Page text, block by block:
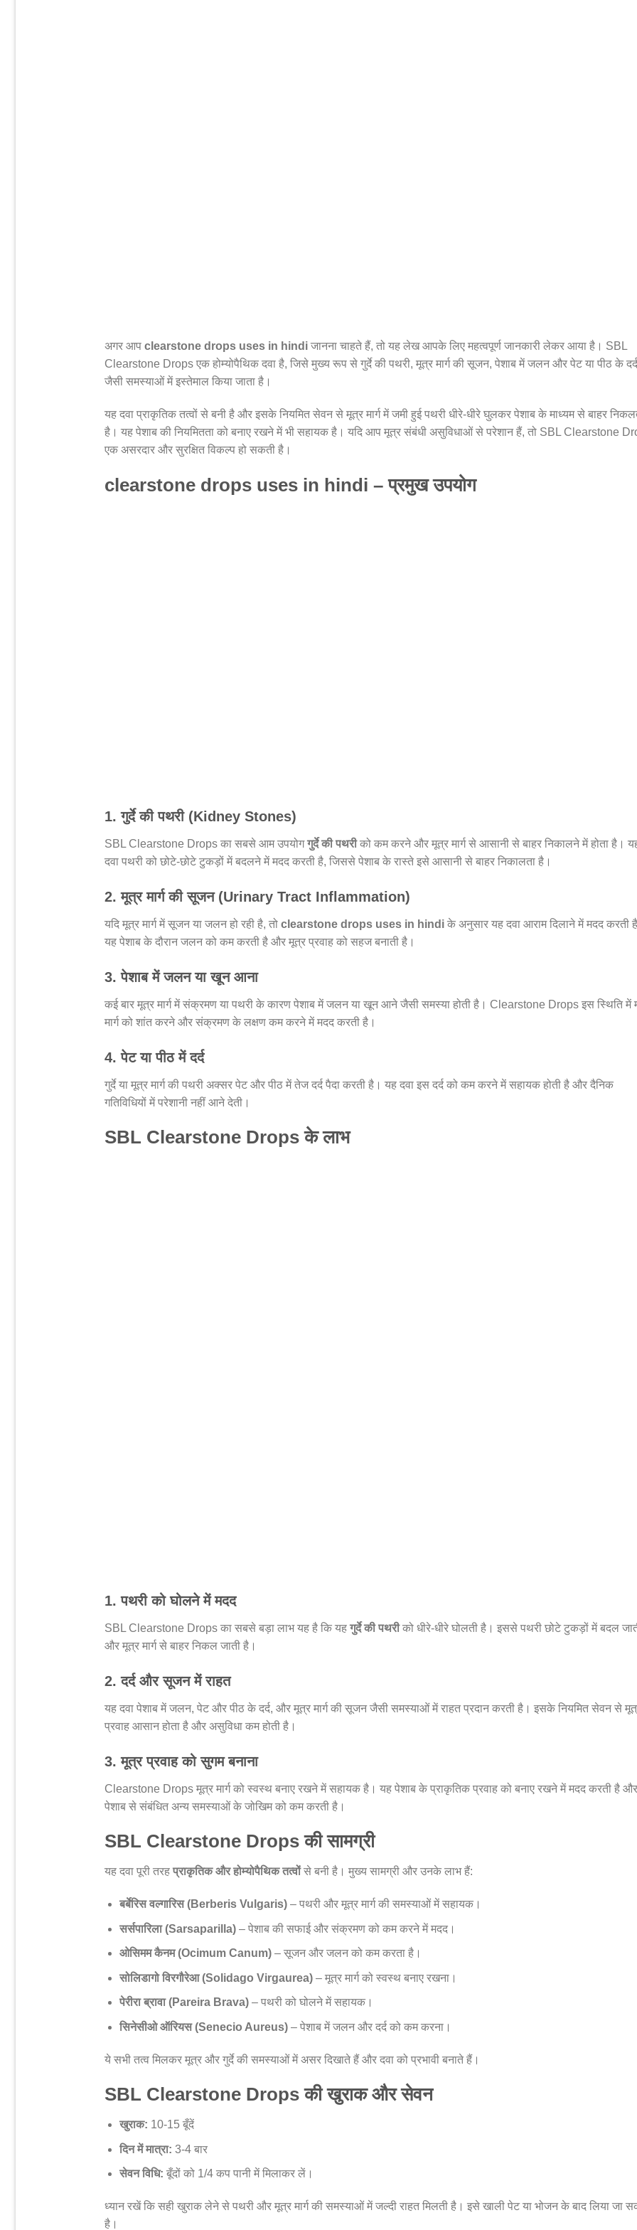
अगर आप clearstone drops uses in hindi जानना चाहते हैं, तो यह लेख आपके लिए महत्वपूर्ण जानकारी लेकर आया है। SBL
Clearstone Drops एक होम्योपैथिक दवा है, जिसे मुख्य रूप से गुर्दे की पथरी, मूत्र मार्ग की सूजन, पेशाब में जलन और पेट या पीठ के दर्द
जैसी समस्याओं में इस्तेमाल किया जाता है।
यह दवा प्राकृतिक तत्वों से बनी है और इसके नियमित सेवन से मूत्र मार्ग में जमी हुई पथरी धीरे-धीरे घुलकर पेशाब के माध्यम से बाहर
है। यह पेशाब की नियमितता को बनाए रखने में भी सहायक है। यदि आप मूत्र संबंधी असुविधाओं से परेशान हैं, तो SBL Clearstone
एक असरदार और सुरक्षित विकल्प हो सकती है।
clearstone drops uses in hindi – प्रमुख उपयोग
1. गुर्दे की पथरी (Kidney Stones)
SBL Clearstone Drops का सबसे आम उपयोगगुर्दे की पथरीको कम करने और मूत्र मार्ग से आसानी से बाहर निकालने में होता है।
दवा पथरी को छोटे-छोटे टुकड़ों में बदलने में मदद करती है, जिससे पेशाब के रास्ते इसे आसानी से बाहर निकालता है।
2. मूत्र मार्ग की सूजन (Urinary Tract Inflammation)
यदि मूत्र मार्ग में सूजन या जलन हो रही है, तो clearstone drops uses in hindi के अनुसार यह दवा आराम दिलाने में मदद करती
यह पेशाब के दौरान जलन को कम करती है और मूत्र प्रवाह को सहज बनाती है।
3. पेशाब में जलन या खून आना
कई बार मूत्र मार्ग में संक्रमण या पथरी के कारण पेशाब में जलन या खून आने जैसी समस्या होती है। Clearstone Drops इस स्थिति में
मार्ग को शांत करने और संक्रमण के लक्षण कम करने में मदद करती है।
4. पेट या पीठ में दर्द
गुर्दे या मूत्र मार्ग की पथरी अक्सर पेट और पीठ में तेज दर्द पैदा करती है। यह दवा इस दर्द को कम करने में सहायक होती है और दैनिक
गतिविधियों में परेशानी नहीं आने देती।
SBL Clearstone Drops के लाभ
1. पथरी को घोलने में मदद
SBL Clearstone Drops का सबसे बड़ा लाभ यह है कि यह गुर्दे की पथरीको धीरे-धीरे घोलती है। इससे पथरी छोटे टुकड़ों में बदल
और मूत्र मार्ग से बाहर निकल जाती है।
2. दर्द और सूजन में राहत
यह दवा पेशाब में जलन, पेट और पीठ के दर्द, और मूत्र मार्ग की सूजन जैसी समस्याओं में राहत प्रदान करती है। इसके नियमित सेवन से
प्रवाह आसान होता है और असुविधा कम होती है।
3. मूत्र प्रवाह को सुगम बनाना
Clearstone Drops मूत्र मार्ग को स्वस्थ बनाए रखने में सहायक है। यह पेशाब के प्राकृतिक प्रवाह को बनाए रखने में मदद करती है और
पेशाब से संबंधित अन्य समस्याओं के जोखिम को कम करती है।
SBL Clearstone Drops की सामग्री
यह दवा पूरी तरह प्राकृतिक और होम्योपैथिक तत्वोंसे बनी है। मुख्य सामग्री और उनके लाभ हैं:
बर्बेरिस वल्गारिस (Berberis Vulgaris)– पथरी और मूत्र मार्ग की समस्याओं में सहायक।
सर्सपारिला (Sarsaparilla)– पेशाब की सफाई और संक्रमण को कम करने में मदद।
ओसिमम कैनम (Ocimum Canum)– सूजन और जलन को कम करता है।
सोलिडागो विरगौरेआ (Solidago Virgaurea)– मूत्र मार्ग को स्वस्थ बनाए रखना।
पेरीरा ब्रावा (Pareira Brava)– पथरी को घोलने में सहायक।
सिनेसीओ ऑरियस (Senecio Aureus)– पेशाब में जलन और दर्द को कम करना।
ये सभी तत्व मिलकर मूत्र और गुर्दे की समस्याओं में असर दिखाते हैं और दवा को प्रभावी बनाते हैं।
SBL Clearstone Drops की खुराक और सेवन
खुराक: 10-15 बूँदें
दिन में मात्रा: 3-4 बार
सेवन विधि: बूँदों को 1/4 कप पानी में मिलाकर लें।
ध्यान रखें कि सही खुराक लेने से पथरी और मूत्र मार्ग की समस्याओं में जल्दी राहत मिलती है। इसे खाली पेट या भोजन के बाद लिया जा
है।